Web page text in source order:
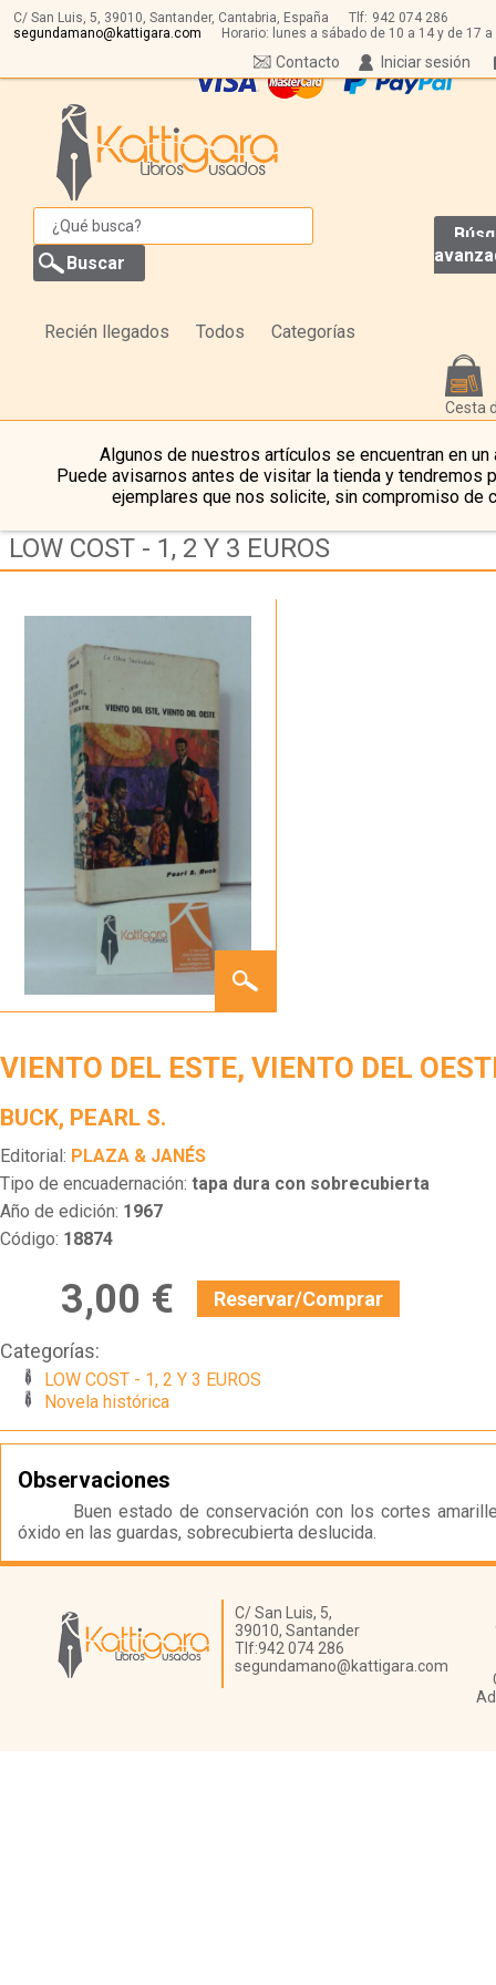
C/ San Luis, 5, 39010, Santander, Cantabria, España Tlf: 942 074 286
segundamano@kattigara.com
Horario: lunes a sábado de 10 a 14 y de 17 a
Iniciar sesión
Contacto
Recién llegados Todos Categorías
Cesta
Algunos de nuestros artículos se encuentran en un
Puede avisarnos antes de visitar la tienda y tendremos
ejemplares que nos solicite, sin compromiso de
LOW COST - 1, 2 Y 3 EUROS
DEL
OESTE
VIENTO DEL ESTE, VIENTO DEL
BUCK, PEARL S.
Editorial: PLAZA & JANÉS
Tipo de encuadernación: tapa dura con sobrecubierta
Año de edición: 1967
Código: 18874
3,00 € Reservar/Comprar
Categorías:
LOW COST - 1, 2 Y 3 EUROS
Novela histórica
Observaciones
Buen estado de conservación con los cortes
óxido en las guardas, sobrecubierta deslucida.
Librería Kattigara
C/ San Luis, 5,
39010, Santander
Tlf:942 074 286
segundamano@kattigara.com